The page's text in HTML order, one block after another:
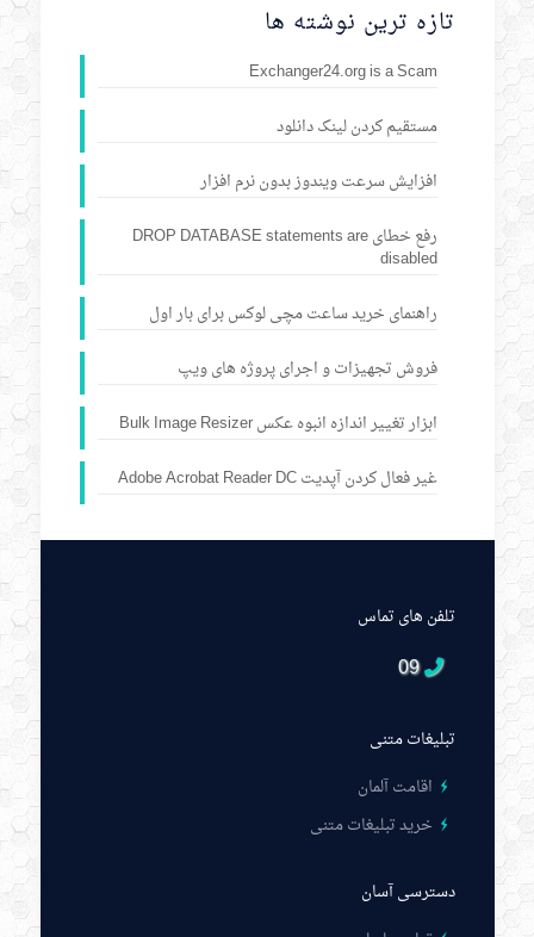
تازه ترین نوشته ها
Exchanger24.org is a Scam
مستقیم کردن لینک دانلود
افزایش سرعت ویندوز بدون نرم افزار
رفع خطای DROP DATABASE statements are
disabled
راهنمای خرید ساعت مچی لوکس برای بار اول
فروش تجهیزات و اجرای پروژه های ویپ
ابزار تغییر اندازه انبوه عکس Bulk Image Resizer
غیر فعال کردن آپدیت Adobe Acrobat Reader DC
تلفن های تماس
09
تبلیغات متنی
اقامت آلمان
خرید تبلیغات متنی
دسترسی آسان